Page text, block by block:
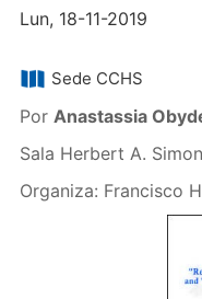
Lun, 18-11-2019
Sede CCHS
Por Anastassia
Sala Herbert A.
Organiza: Francisco